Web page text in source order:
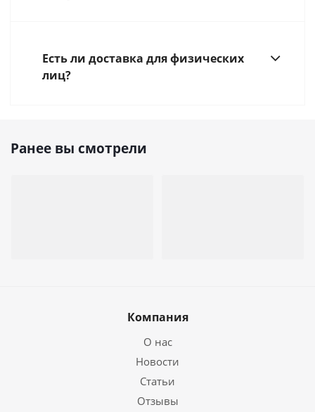
Есть ли доставка для физических
лиц?
Ранее вы смотрели
Компания
О нас
Новости
Статьи
Отзывы